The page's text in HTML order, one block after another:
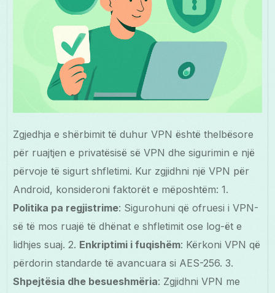
Zgjedhja e shërbimit të duhur VPN është thelbësore
për ruajtjen e privatësisë së VPN dhe sigurimin e një
përvoje të sigurt shfletimi. Kur zgjidhni një VPN për
Android, konsideroni faktorët e mëposhtëm: 1.
Politika pa regjistrime: Sigurohuni që ofruesi i VPN-
së të mos ruajë të dhënat e shfletimit ose log-ët e
lidhjes suaj. 2. Enkriptimi i fuqishëm: Kërkoni VPN që
përdorin standarde të avancuara si AES-256. 3.
Shpejtësia dhe besueshmëria: Zgjidhni VPN me